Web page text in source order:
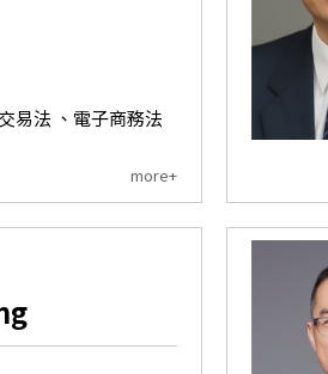
易法 、電子商務法
more+